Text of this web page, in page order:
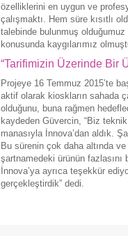
özelliklerini en uygun ve
çalışmaktı. Hem süre kısıtlı
talebinde bulunmuş
konusunda kaygılarımız
“Tarifimizin Üzerinde Bir
Projeye 16 Temmuz 2015’te
aktif olarak kioskların sahada
olduğunu, buna rağmen
kaydeden Güvercin, “Biz
manasıyla İnnova’dan aldık.
Bu sürenin çok daha altında
şartnamedeki ürünün
İnnova’ya ayrıca teşekkür
gerçekleştirdik” dedi.